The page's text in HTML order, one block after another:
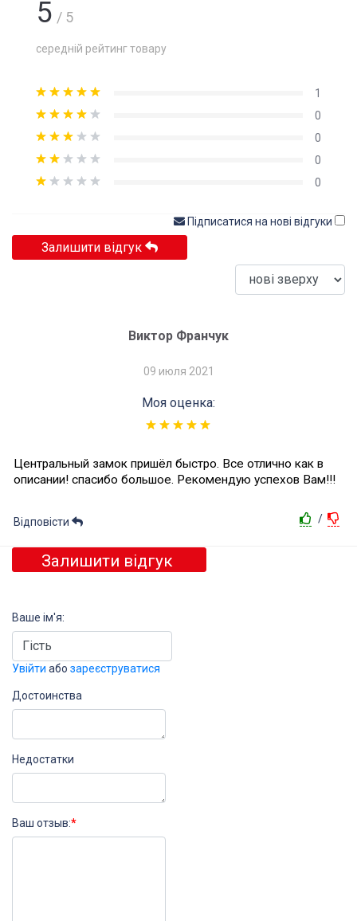
5 / 5
середній рейтинг товару
1
0
0
0
0
Підписатися на нові відгуки
Залишити відгук
Виктор Франчук
09 июля 2021
Моя оценка:
Центральный замок пришёл быстро. Все отлично как в
описании! спасибо большое. Рекомендую успехов Вам!!!
Відповісти /
Залишити відгук
Ваше ім'я:
Увійти або зареєструватися
Достоинства
Недостатки
Ваш отзыв:*